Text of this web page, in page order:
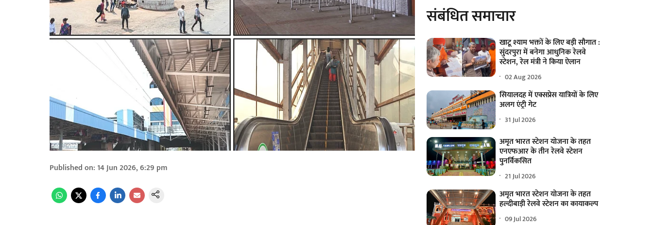
Published on: 14 Jun 2026, 6:29 pm
संबंधित समाचार
खाटू श्याम भक्तों के लिए बड़ी सौगात :
सुंदरपुरा में बनेगा आधुनिक रेलवे
स्टेशन, रेल मंत्री ने किया ऐलान
02 Aug 2026
सियालदह में एक्सप्रेस यात्रियों के लिए
अलग एंट्री गेट
31 Jul 2026
अमृत भारत स्टेशन योजना के तहत
एनएफआर के तीन रेलवे स्टेशन
पुनर्विकसित
21 Jul 2026
अमृत भारत स्टेशन योजना के तहत
हल्दीबाड़ी रेलवे स्टेशन का कायाकल्प
09 Jul 2026